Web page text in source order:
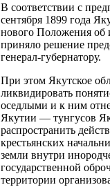
В соответствии с
сентября 1899 года
нового Положения об
приняло решение
генерал-губернатору.
При этом Якутское
ликвидировать
оседлыми и к ним
Якутии — тунгусов
распространить
крестьянских
земли внутри
государственной
территории